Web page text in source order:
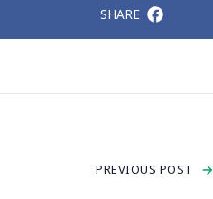
SHARE
PREVIOUS POST